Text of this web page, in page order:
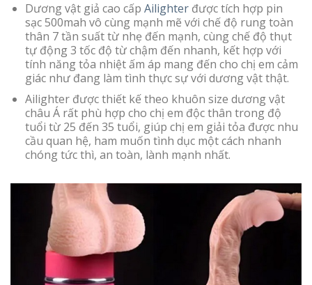
Dương vật giả cao cấp Ailighterđược tích hợp pin
sạc 500mah vô cùng mạnh mẽ với chế độ rung toàn
thân 7 tần suất từ nhẹ đến mạnh, cùng chế độ thụt
tự động 3 tốc độ từ chậm đến nhanh, kết hợp với
tính năng tỏa nhiệt ấm áp mang đến cho chị em cảm
giác như đang làm tình thực sự với dương vật thật.
Ailighter được thiết kế theo khuôn size dương vật
châu Á rất phù hợp cho chị em độc thân trong độ
tuổi từ 25 đến 35 tuổi, giúp chị em giải tỏa được nhu
cầu quan hệ, ham muốn tình dục một cách nhanh
chóng tức thì, an toàn, lành mạnh nhất.